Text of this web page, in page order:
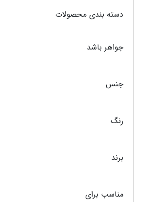
دسته بندی محصولات
جواهر باشد
جنس
رنگ
برند
مناسب برای